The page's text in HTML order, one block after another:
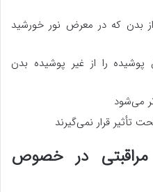
بدن که در معرض نور خورشید
را از غیر پوشیده بدن
می‌شود
تأثیر قرار نمی‌گیرند
در خصوص